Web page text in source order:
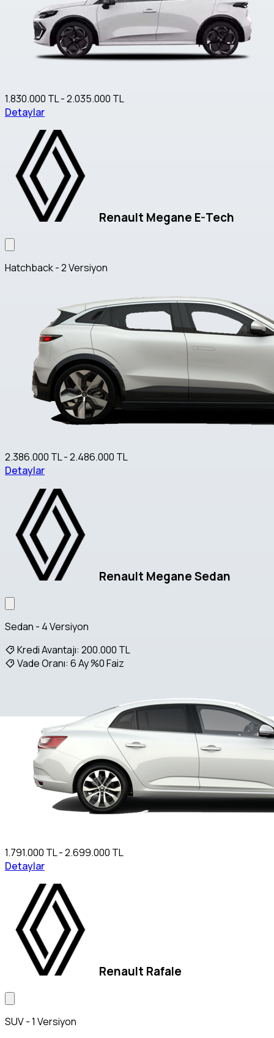
1.830.000 TL - 2.035.000 TL
Detaylar
Renault Megane E-Tech
Hatchback - 2 Versiyon
2.386.000 TL - 2.486.000 TL
Detaylar
Renault Megane Sedan
Sedan - 4 Versiyon
Kredi Avantajı: 200.000 TL
Vade Oranı: 6 Ay %0 Faiz
1.791.000 TL - 2.699.000 TL
Detaylar
Renault Rafale
SUV - 1 Versiyon